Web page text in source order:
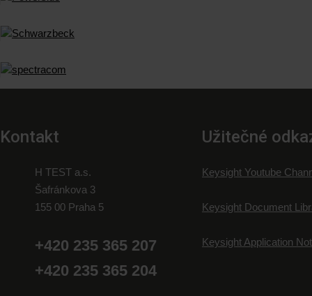
Kontakt
H TEST a.s.
Šafránkova 3
155 00 Praha 5
+420 235 365 207
+420 235 365 204
Užitečné
Keysight Youtube
Keysight Document
Keysight Application